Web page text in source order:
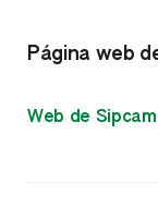
Página web
Web de